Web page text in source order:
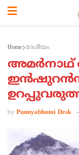
Home ദേശീയം
അമര്‍നാഥ്
ഇന്‍ഷുറന്‍സ്
by Punnyabhumi Desk